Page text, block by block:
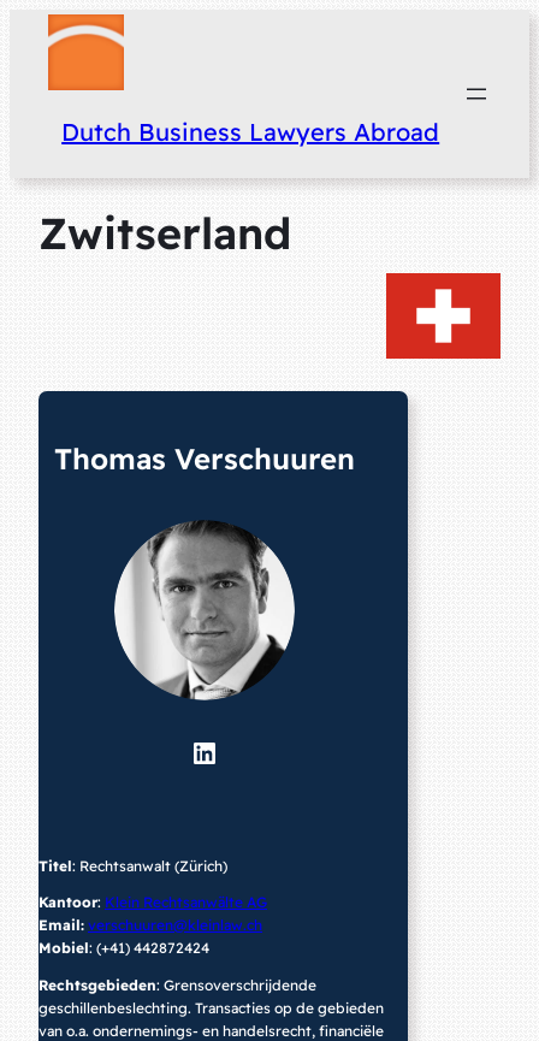
Dutch Business Lawyers Abroad
Zwitserland
Thomas Verschuuren
LinkedIn
Titel: Rechtsanwalt (Zürich)
Kantoor: Klein Rechtsanwälte AG
Email: verschuuren@kleinlaw.ch
Mobiel: (+41) 442872424
Rechtsgebieden: Grensoverschrijdende
geschillenbeslechting. Transacties op de gebieden
van o.a. ondernemings- en handelsrecht, financiële